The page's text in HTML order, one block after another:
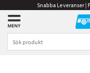
Snabba Leveranser |